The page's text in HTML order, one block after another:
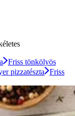
Friss tönkölyös
pizzatészta Friss